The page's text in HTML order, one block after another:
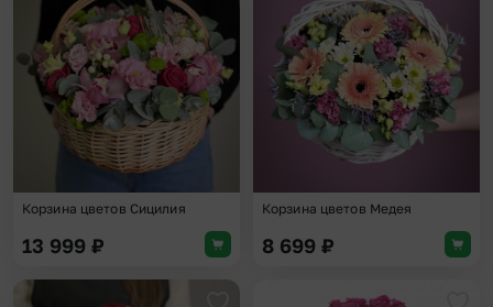
Добавить в избранное
Корзина цветов Сицилия
13 999 ₽
Корзина цветов Медея
8 699 ₽